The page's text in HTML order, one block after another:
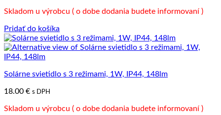
Skladom u výrobcu ( o dobe dodania budete informovaní )
Pridať do košíka
Solárne svietidlo s 3 režimami, 1W, IP44, 148lm
18.00 € s DPH
Skladom u výrobcu ( o dobe dodania budete informovaní )